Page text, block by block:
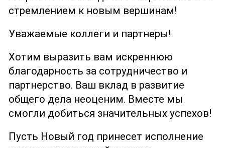
стремлением к новым вершинам!
Уважаемые коллеги и партнеры!
Хотим выразить вам искреннюю
благодарность за сотрудничество и
партнерство. Ваш вклад в развитие
общего дела неоценим. Вместе мы
смогли добиться значительных успехов!
Пусть Новый год принесет исполнение